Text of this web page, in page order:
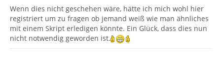
Wenn dies nicht geschehen wäre, hätte ich mich wohl hier
registriert um zu fragen ob jemand weiß wie man ähnliches
mit einem Skript erledigen könnte. Ein Glück, dass dies nun
nicht notwendig geworden ist.